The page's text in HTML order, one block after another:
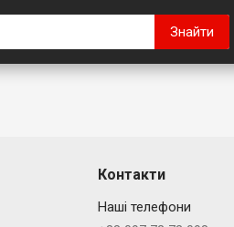
Знайти
Контакти
Наші телефони